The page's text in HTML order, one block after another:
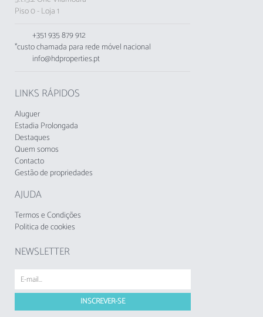
frigorífico, micro-ondas, forno, congelador,
torradeira e jarro eléctrico.
Este alojamento não aceita jovens menores de
25 anos.
Piso 0 - Loja 1
+351 935 879 912
*custo chamada para rede móvel nacional
info@hdproperties.pt
LINKS RÁPIDOS
Aluguer
Estadia Prolongada
Destaques
Quem somos
Contacto
Gestão de propriedades
AJUDA
Termos e Condições
Politica de cookies
NEWSLETTER